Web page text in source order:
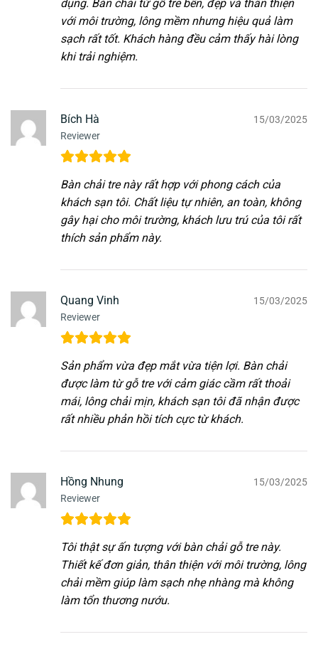
dụng. Bàn chải từ gỗ tre bền, đẹp và thân thiện
với môi trường, lông mềm nhưng hiệu quả làm
sạch rất tốt. Khách hàng đều cảm thấy hài lòng
khi trải nghiệm.
Bích Hà
Reviewer
15/03/2025
Bàn chải tre này rất hợp với phong cách của
khách sạn tôi. Chất liệu tự nhiên, an toàn, không
gây hại cho môi trường, khách lưu trú của tôi rất
thích sản phẩm này.
Quang Vinh
Reviewer
15/03/2025
Sản phẩm vừa đẹp mắt vừa tiện lợi. Bàn chải
được làm từ gỗ tre với cảm giác cầm rất thoải
mái, lông chải mịn, khách sạn tôi đã nhận được
rất nhiều phản hồi tích cực từ khách.
Hồng Nhung
Reviewer
15/03/2025
Tôi thật sự ấn tượng với bàn chải gỗ tre này.
Thiết kế đơn giản, thân thiện với môi trường, lông
chải mềm giúp làm sạch nhẹ nhàng mà không
làm tổn thương nướu.